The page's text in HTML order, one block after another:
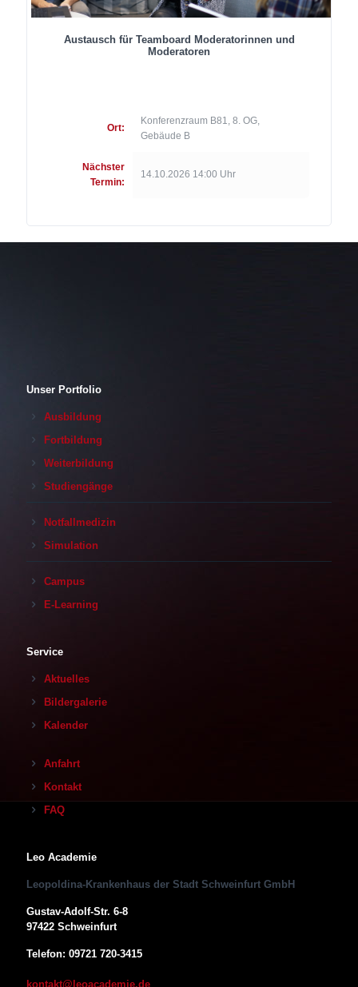
Austausch für Teamboard Moderatorinnen und
Moderatoren
Ort:
Konferenzraum B81, 8. OG,
Gebäude B
Nächster
Termin:
14.10.2026 14:00 Uhr
Unser Portfolio
Ausbildung
Fortbildung
Weiterbildung
Studiengänge
Notfallmedizin
Simulation
Campus
E-Learning
Service
Aktuelles
Bildergalerie
Kalender
Anfahrt
Kontakt
FAQ
Leo Academie
Leopoldina-Krankenhaus der Stadt Schweinfurt GmbH
Gustav-Adolf-Str. 6-8
97422 Schweinfurt
Telefon: 09721 720-3415
kontakt@leoacademie.de